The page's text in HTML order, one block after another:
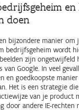
en
doen
bijzondere manier
bedrijfsgeheim wordt
zijn ongetwijfeld
van Google. In veel
en goedkoopste
Het is een strategie
van je product
door andere IE-